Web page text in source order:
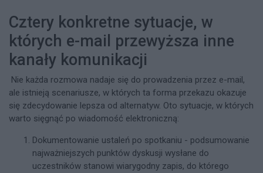
Cztery konkretne sytuacje, w
których e-mail przewyższa inne
kanały komunikacji
Nie każda rozmowa nadaje się do prowadzenia przez e-mail,
ale istnieją scenariusze, w których ta forma przekazu okazuje
się zdecydowanie lepsza od alternatyw. Oto sytuacje, w których
warto sięgnąć po wiadomość elektroniczną:
Dokumentowanie ustaleń po spotkaniu - podsumowanie
najważniejszych punktów dyskusji wysłane do
uczestników stanowi wiarygodny zapis, do którego